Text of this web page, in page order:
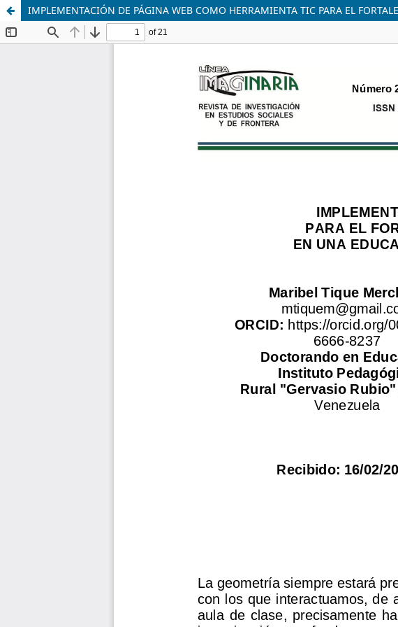
IMPLEMENTACIÓN DE PÁGINA WEB COMO HERRAMIENTA TIC PARA EL